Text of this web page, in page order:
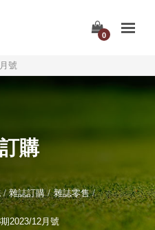
0
號
購
雜誌訂購 雜誌零售
2023/12月號